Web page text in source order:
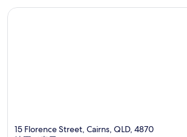
ビ
ジ
15 Florence Street, Cairns, QLD, 4870